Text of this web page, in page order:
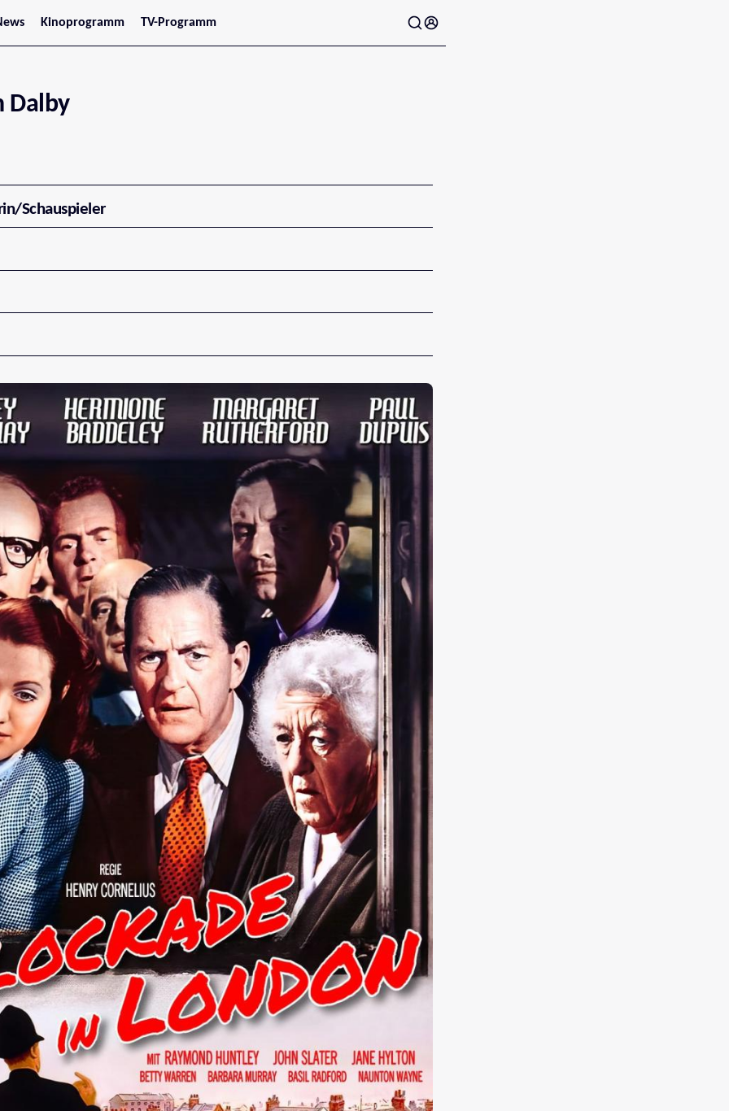
Kinoprogramm
Jetzt im Kino
Niederösterreich
Oberösterreich
Tirol
Vorarlberg
TV-Programm
Dalby
Schauspieler